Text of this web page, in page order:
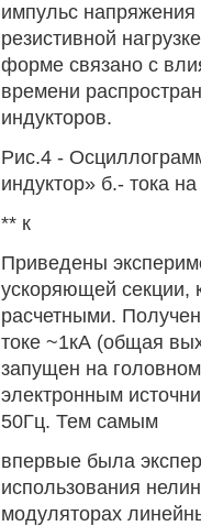
импульс напряжения
резистивной
форме связано с
времени
индукторов.
Рис.4 -
индуктор» б.- тока
** к
Приведены
ускоряющей секции,
расчетными.
токе ~1кА (общая
запущен на
электронным
50Гц. Тем самым
впервые была
использования
модуляторах